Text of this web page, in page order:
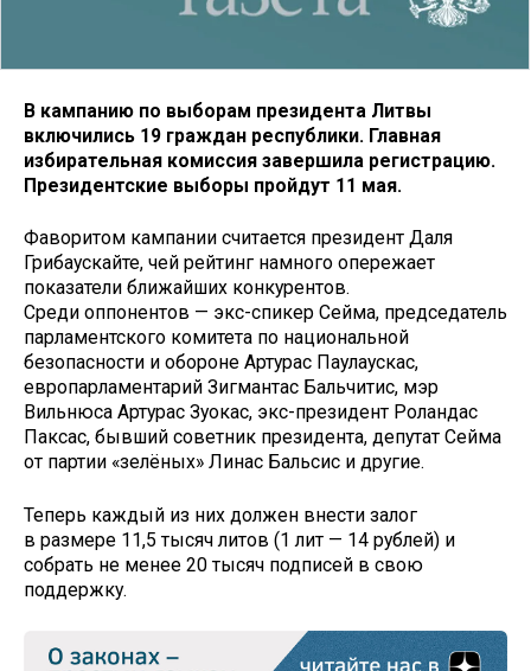
В кампанию по выборам президента Литвы
включились 19 граждан республики. Главная
избирательная комиссия завершила регистрацию.
Президентские выборы пройдут 11 мая.
Фаворитом кампании считается президент Даля
Грибаускайте, чей рейтинг намного опережает
показатели ближайших конкурентов.
Среди оппонентов — экс-спикер Сейма, председатель
парламентского комитета по национальной
безопасности и обороне Артурас Паулаускас,
европарламентарий Зигмантас Бальчитис, мэр
Вильнюса Артурас Зуокас, экс-президент Роландас
Паксас, бывший советник президента, депутат Сейма
от партии «зелёных» Линас Бальсис и другие.
Теперь каждый из них должен внести залог
в размере 11,5 тысяч литов (1 лит — 14 рублей) и
собрать не менее 20 тысяч подписей в свою
поддержку.